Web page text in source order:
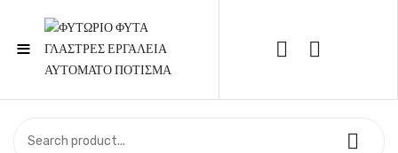
≡
Call Support: 210 6857844